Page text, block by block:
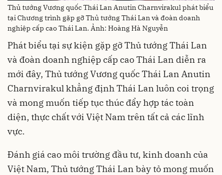
Thủ tướng Vương quốc Thái Lan Anutin Charnvirakul phát biểu
tại Chương trình gặp gỡ Thủ tướng Thái Lan và đoàn doanh
nghiệp cấp cao Thái Lan. Ảnh: Hoàng Hà Nguyễn
Phát biểu tại sự kiện gặp gỡ Thủ tướng Thái Lan
và đoàn doanh nghiệp cấp cao Thái Lan diễn ra
mới đây, Thủ tướng Vương quốc Thái Lan Anutin
Charnvirakul khẳng định Thái Lan luôn coi trọng
và mong muốn tiếp tục thúc đẩy hợp tác toàn
diện, thực chất với Việt Nam trên tất cả các lĩnh
vực.
Đánh giá cao môi trường đầu tư, kinh doanh của
Việt Nam, Thủ tướng Thái Lan bày tỏ mong muốn